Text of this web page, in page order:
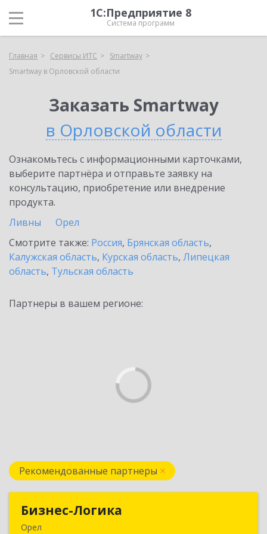
1С:Предприятие 8
Система программ
Главная Сервисы ИТС
Smartway
Smartway в Орловской области
Заказать Smartway
в Орловской области
Ознакомьтесь с информационными карточками,
выберите партнёра и отправьте заявку на
консультацию, приобретение или внедрение
продукта.
Ливны
Орел
Смотрите также: Россия, Брянская область,
Калужская область, Курская область, Липецкая
область, Тульская область
Партнеры в вашем регионе:
Рекомендованные партнеры
Бизнес-Логика
Орел